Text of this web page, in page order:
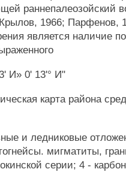
раннепалеозойский
1966; Парфенов,
является наличие
И» 0' 13'° И"
карта района
и ледниковые
мигматиты,
серии; 4 -